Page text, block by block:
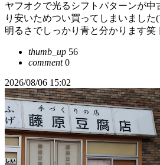
ヤフオクで光るシフトパターンが中
り安いためつい買ってしまいました
明るさでしっかり青と分かります笑
thumb_up 56
comment0
2026/08/06 15:02